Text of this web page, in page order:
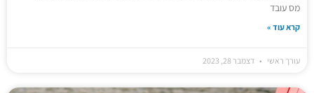
מס עובד
קרא עוד »
עורך ראשי דצמבר 28, 2023